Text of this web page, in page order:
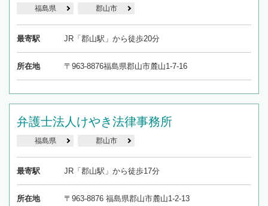
福島県 郡山市
最寄駅 JR「郡山駅」から徒歩20分
所在地 〒963-8876福島県郡山市麓山1-7-16
弁護士法人けやき法律事務所
福島県 郡山市
最寄駅 JR「郡山駅」から徒歩17分
所在地 〒963-8876 福島県郡山市麓山1-2-13